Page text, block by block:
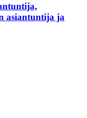
asiantuntija ja